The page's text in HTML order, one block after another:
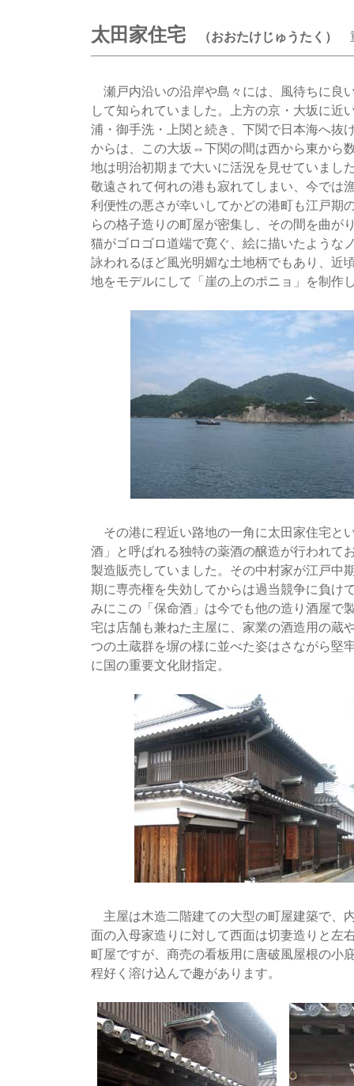
太田家住宅 （おおたけじゅうたく）
瀬戸内沿いの沿岸や島々には、風待ちに良
して知られていました。上方の京・大坂に近
浦・御手洗・上関と続き、下関で日本海へ抜
からは、この大坂⇔下関の間は西から東から
地は明治初期まで大いに活況を見せていまし
敬遠されて何れの港も寂れてしまい、今では
利便性の悪さが幸いしてかどの港町も江戸期
らの格子造りの町屋が密集し、その間を曲が
猫がゴロゴロ道端で寛ぐ、絵に描いたような
詠われるほど風光明媚な土地柄でもあり、近
地をモデルにして「崖の上のポニョ」を制作
その港に程近い路地の一角に太田家住宅と
酒」と呼ばれる独特の薬酒の醸造が行われて
製造販売していました。その中村家が江戸中
期に専売権を失効してからは過当競争に負け
みにこの「保命酒」は今でも他の造り酒屋で
宅は店舗も兼ねた主屋に、家業の酒造用の蔵
つの土蔵群を塀の様に並べた姿はさながら堅
に国の重要文化財指定。
主屋は木造二階建ての大型の町屋建築で、
面の入母家造りに対して西面は切妻造りと左
町屋ですが、商売の看板用に唐破風屋根の小
程好く溶け込んで趣があります。